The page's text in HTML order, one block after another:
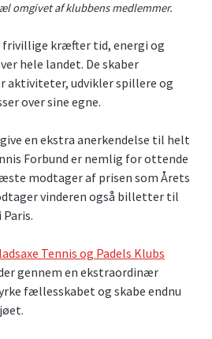
omgivet af klubbens medlemmer.
frivillige kræfter tid, energi og
hele landet. De skaber
aktiviteter, udvikler spillere og
over sine egne.
en ekstra anerkendelse til helt
Forbund er nemlig for ottende
modtager af prisen som Årets
vinderen også billetter til
Tennis og Padels Klubs
gennem en ekstraordinær
fællesskabet og skabe endnu